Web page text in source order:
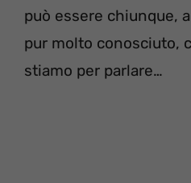
può essere chiunque,
pur molto conosciuto,
stiamo per parlare…